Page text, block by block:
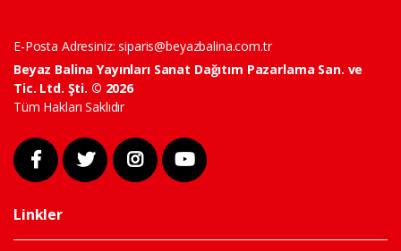
E-Posta Adresiniz:siparis@beyazbalina.com.tr
Beyaz Balina Yayınları Sanat Dağıtım Pazarlama San. ve
Tic. Ltd. Şti. © 2026
Tüm Hakları Saklıdır
Linkler